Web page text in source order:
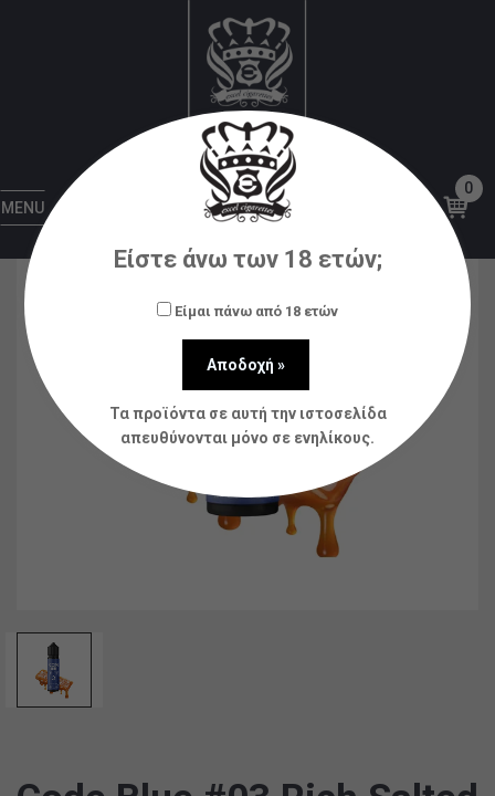
MENU
0
Υγρά αναπλήρωσης (flavorshots)
Code Blue #03 Rich Salted Caramel
12ml/60ml
Είστε άνω των 18 ετών;
Είμαι πάνω από 18 ετών
Τα προϊόντα σε αυτή την ιστοσελίδα
απευθύνονται μόνο σε ενηλίκους.